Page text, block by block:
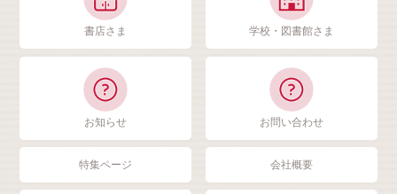
書店さま 学校・図書館さま
お知らせ お問い合わせ
特集ページ 会社概要